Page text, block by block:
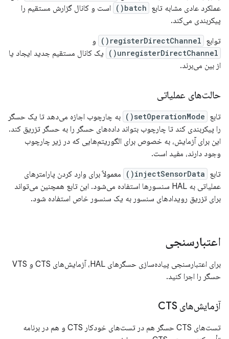
عملکرد عادی مشابه تابع batch()
است و کانال گزارش مستقیم را
پیکربندی می‌کند.
توابع registerDirectChannel() و
unregisterDirectChannel()
یک کانال مستقیم جدید ایجاد یا
از بین می‌برند.
حالت‌های عملیاتی
تابع setOperationMode()
به چارچوب اجازه می‌دهد تا یک حسگر
را پیکربندی کند تا چارچوب بتواند داده‌های حسگر را به حسگر تزریق کند.
این برای آزمایش، به خصوص برای الگوریتم‌هایی که در زیر چارچوب
وجود دارند، مفید است.
تابع injectSensorData()
معمولاً برای وارد کردن پارامترهای
عملیاتی به HAL سنسورها استفاده می‌شود. این تابع همچنین می‌تواند
برای تزریق رویدادهای سنسور به یک سنسور خاص استفاده شود.
اعتبارسنجی
برای اعتبارسنجی پیاده‌سازی حسگرهای HAL، آزمایش‌های CTS و VTS
حسگر را اجرا کنید.
آزمایش‌های CTS
تست‌های CTS حسگر هم در تست‌های خودکار CTS و هم در برنامه